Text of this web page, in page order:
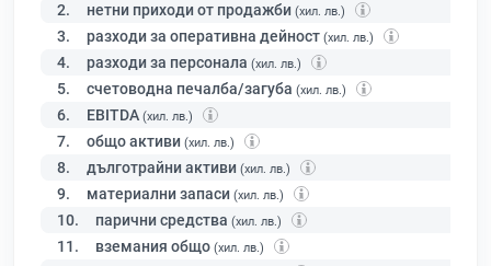
2. нетни приходи от продажби (хил. лв.)
3. разходи за оперативна дейност (хил. лв.)
4. разходи за персонала (хил. лв.)
5. счетоводна печалба/загуба (хил. лв.)
6. EBITDA (хил. лв.)
7. общо активи (хил. лв.)
8. дълготрайни активи (хил. лв.)
9. материални запаси (хил. лв.)
10. парични средства (хил. лв.)
11. вземания общо (хил. лв.)